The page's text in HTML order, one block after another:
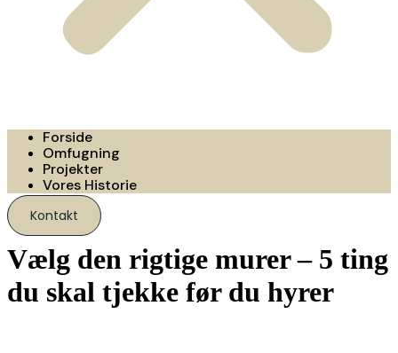
Forside
Omfugning
Projekter
Vores Historie
Kontakt
Vælg den rigtige murer – 5 ting
du skal tjekke før du hyrer